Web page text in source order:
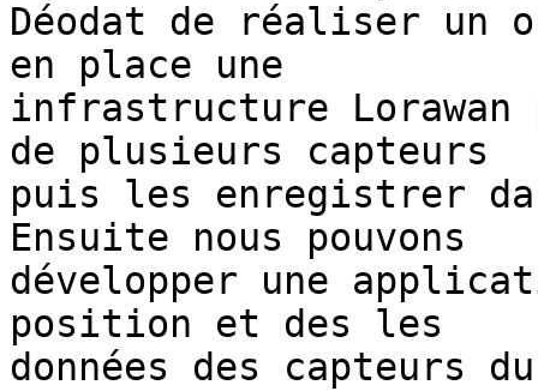
Déodat de réaliser un
en place une
infrastructure Lorawan
de plusieurs capteurs
puis les enregistrer
Ensuite nous pouvons
développer une
position et des les
données des capteurs